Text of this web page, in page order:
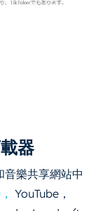
器
樂共享網站中
YouTube，